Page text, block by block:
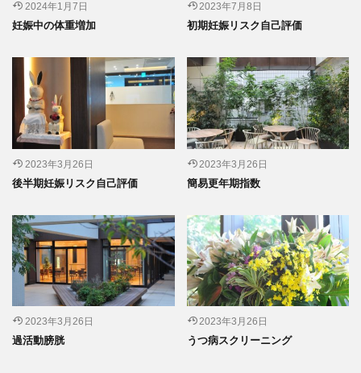
2024年1月7日
妊娠中の体重増加
2023年7月8日
初期妊娠リスク自己評価
2023年3月26日
後半期妊娠リスク自己評価
2023年3月26日
簡易更年期指数
2023年3月26日
過活動膀胱
2023年3月26日
うつ病スクリーニング